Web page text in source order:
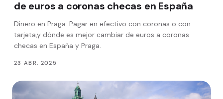
de euros a coronas checas en España
Dinero en Praga: Pagar en efectivo con coronas o con
tarjeta,y dónde es mejor cambiar de euros a coronas
checas en España y Praga.
23 ABR. 2025